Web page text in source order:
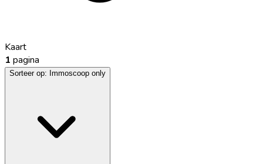
Kaart
1 pagina
Sorteer op: Immoscoop only